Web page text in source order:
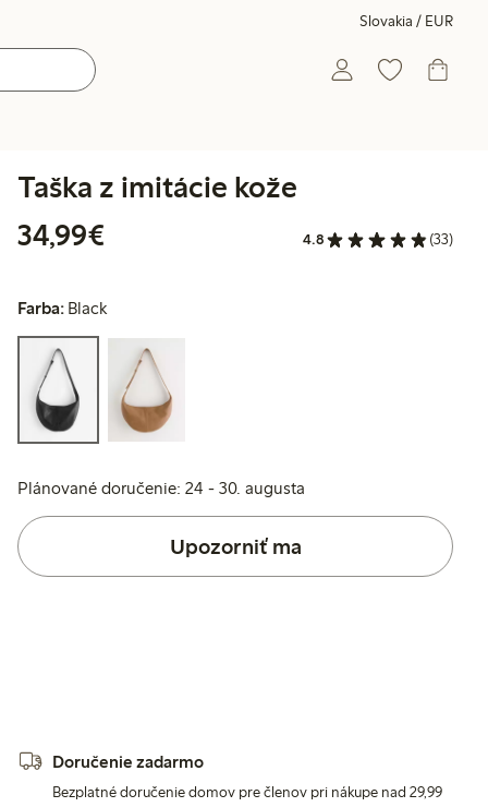
Slovakia / EUR
Taška z imitácie kože
34,99€
4.8 (33)
Farba: Black
Plánované doručenie: 24 - 30. augusta
Upozorniť ma
Doručenie zadarmo
Bezplatné doručenie domov pre členov pri nákupe nad 29,99